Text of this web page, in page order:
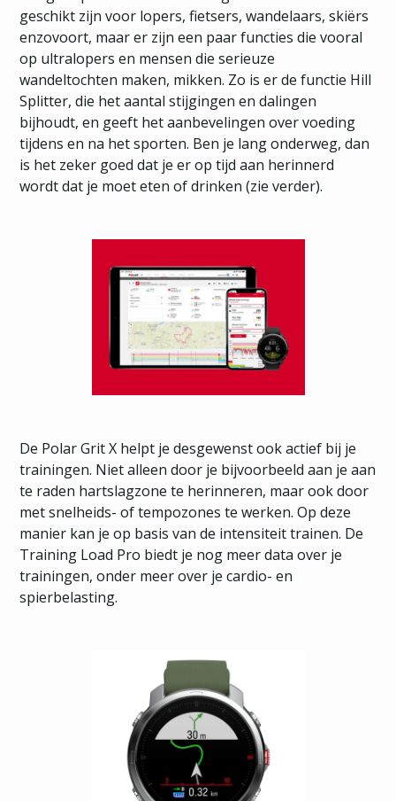
geschikt zijn voor lopers, fietsers, wandelaars, skiërs
enzovoort, maar er zijn een paar functies die vooral
op ultralopers en mensen die serieuze
wandeltochten maken, mikken. Zo is er de functie Hill
Splitter, die het aantal stijgingen en dalingen
bijhoudt, en geeft het aanbevelingen over voeding
tijdens en na het sporten. Ben je lang onderweg, dan
is het zeker goed dat je er op tijd aan herinnerd
wordt dat je moet eten of drinken (zie verder).
De Polar Grit X helpt je desgewenst ook actief bij je
trainingen. Niet alleen door je bijvoorbeeld aan je aan
te raden hartslagzone te herinneren, maar ook door
met snelheids- of tempozones te werken. Op deze
manier kan je op basis van de intensiteit trainen. De
Training Load Pro biedt je nog meer data over je
trainingen, onder meer over je cardio- en
spierbelasting.